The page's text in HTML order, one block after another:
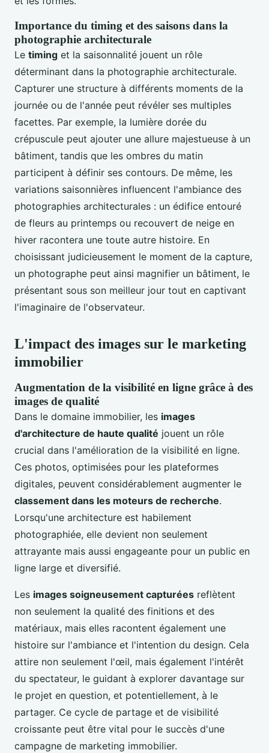
Importance du timing et des saisons dans la
photographie architecturale
Le timing et la saisonnalité jouent un rôle
déterminant dans la photographie architecturale.
Capturer une structure à différents moments de la
journée ou de l'année peut révéler ses multiples
facettes. Par exemple, la lumière dorée du
crépuscule peut ajouter une allure majestueuse à un
bâtiment, tandis que les ombres du matin
participent à définir ses contours. De même, les
variations saisonnières influencent l'ambiance des
photographies architecturales : un édifice entouré
de fleurs au printemps ou recouvert de neige en
hiver racontera une toute autre histoire. En
choisissant judicieusement le moment de la capture,
un photographe peut ainsi magnifier un bâtiment, le
présentant sous son meilleur jour tout en captivant
l'imaginaire de l'observateur.
L'impact des images sur le marketing
immobilier
Augmentation de la visibilité en ligne grâce à des
images de qualité
Dans le domaine immobilier, les images
d'architecture de haute qualité jouent un rôle
crucial dans l'amélioration de la visibilité en ligne.
Ces photos, optimisées pour les plateformes
digitales, peuvent considérablement augmenter le
classement dans les moteurs de recherche.
Lorsqu'une architecture est habilement
photographiée, elle devient non seulement
attrayante mais aussi engageante pour un public en
ligne large et diversifié.
Les images soigneusement capturées reflètent
non seulement la qualité des finitions et des
matériaux, mais elles racontent également une
histoire sur l'ambiance et l'intention du design. Cela
attire non seulement l'œil, mais également l'intérêt
du spectateur, le guidant à explorer davantage sur
le projet en question, et potentiellement, à le
partager. Ce cycle de partage et de visibilité
croissante peut être vital pour le succès d'une
campagne de marketing immobilier.